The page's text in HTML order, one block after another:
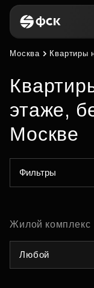
Москва Квартиры
этаже,
Москве
Фильтры
Жилой комплекс
Любой